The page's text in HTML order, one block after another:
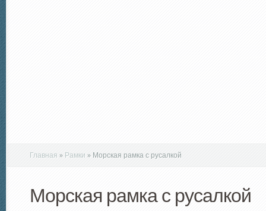
Главная » Рамки » Морская рамка с русалкой
Морская рамка с русалкой